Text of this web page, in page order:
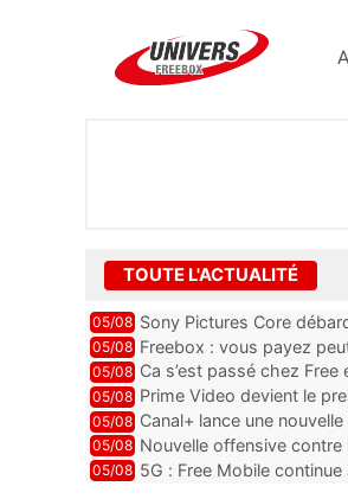
TOUTE L'ACTUALITÉ
05/08 Sony Pictures Core
05/08 Freebox : vous payez
abonnements TV oubliés
05/08 Ca s’est passé chez
pointe le bout de...
05/08 Prime Video devient le
ce lancement
05/08 Canal+ lance une
05/08 Nouvelle offensive
par Orange, Free, SF...
05/08 5G : Free Mobile